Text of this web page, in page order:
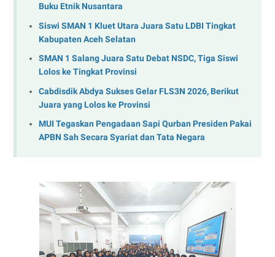
Buku Etnik Nusantara
Siswi SMAN 1 Kluet Utara Juara Satu LDBI Tingkat
Kabupaten Aceh Selatan
SMAN 1 Salang Juara Satu Debat NSDC, Tiga Siswi
Lolos ke Tingkat Provinsi
Cabdisdik Abdya Sukses Gelar FLS3N 2026, Berikut
Juara yang Lolos ke Provinsi
MUI Tegaskan Pengadaan Sapi Qurban Presiden Pakai
APBN Sah Secara Syariat dan Tata Negara